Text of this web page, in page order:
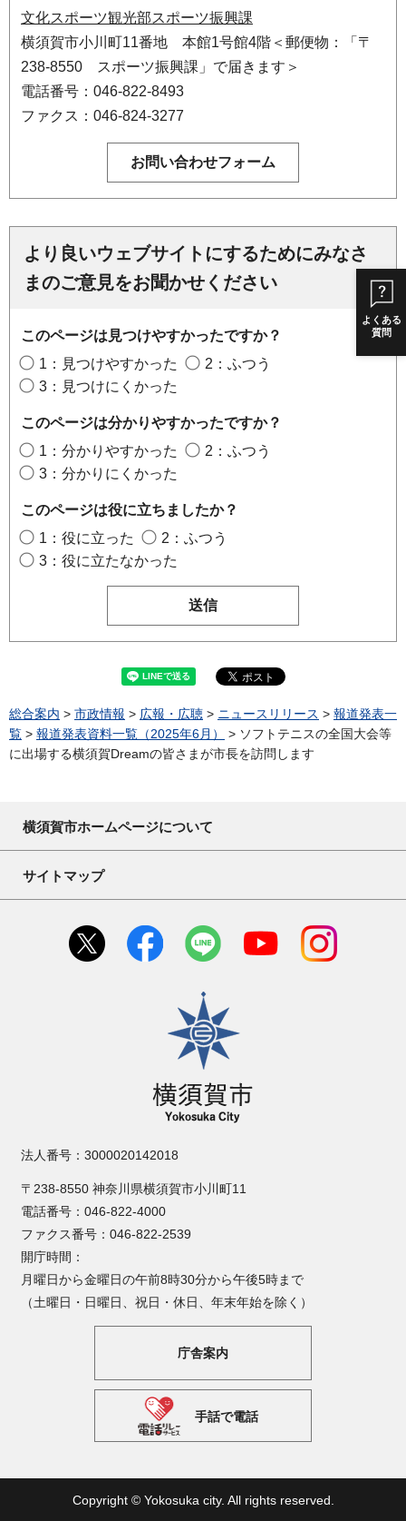
よくある
質問
文化スポーツ観光部スポーツ振興課
横須賀市小川町11番地 本館1号館4階＜郵便物：「〒
238-8550 スポーツ振興課」で届きます＞
電話番号：046-822-8493
ファクス：046-824-3277
より良いウェブサイトにするためにみなさ
まのご意見をお聞かせください
このページは見つけやすかったですか？
1：見つけやすかった
2：ふつう
3：見つけにくかった
このページは分かりやすかったですか？
1：分かりやすかった
2：ふつう
3：分かりにくかった
このページは役に立ちましたか？
1：役に立った
2：ふつう
3：役に立たなかった
総合案内 > 市政情報 > 広報・広聴 > ニュースリリース > 報道発表一
覧 > 報道発表資料一覧（2025年6月）
> ソフトテニスの全国大会等
に出場する横須賀Dreamの皆さまが市長を訪問します
横須賀市ホームページについて
サイトマップ
横須賀市
法人番号：3000020142018
〒238-8550 神奈川県横須賀市小川町11
電話番号：046-822-4000
ファクス番号：046-822-2539
開庁時間：
月曜日から金曜日の午前8時30分から午後5時まで
（土曜日・日曜日、祝日・休日、年末年始を除く）
庁舎案内
手話で電話
Copyright © Yokosuka city. All rights reserved.